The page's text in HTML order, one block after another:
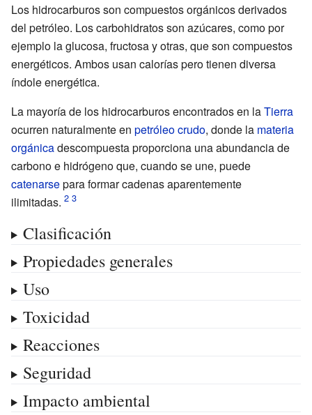
Los hidrocarburos son compuestos orgánicos derivados
del petróleo. Los carbohidratos son azúcares, como por
ejemplo la glucosa, fructosa y otras, que son compuestos
energéticos. Ambos usan calorías pero tienen diversa
índole energética.
La mayoría de los hidrocarburos encontrados en laTierra
ocurren naturalmente en petróleo crudo, donde la materia
orgánicadescompuesta proporciona una abundancia de
carbono e hidrógeno que, cuando se une, puede
catenarsepara formar cadenas aparentemente
ilimitadas.
Clasificación
Propiedades generales
Uso
Toxicidad
Reacciones
Seguridad
Impacto ambiental